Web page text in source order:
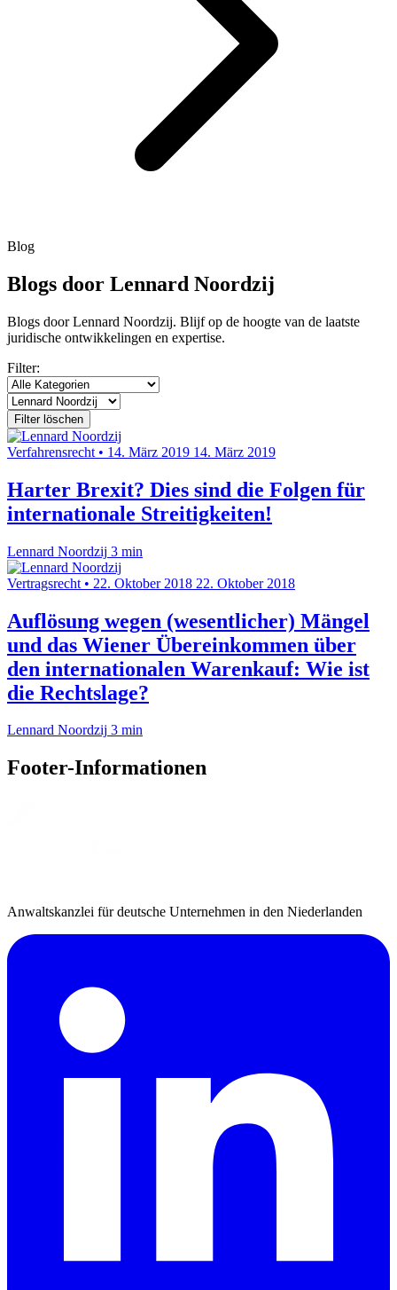
Blog
Blogs door Lennard Noordzij
Blogs door Lennard Noordzij. Blijf op de hoogte van de laatste
juridische ontwikkelingen en expertise.
Filter:
Filter löschen
Verfahrensrecht • 14. März 2019 14. März 2019
Harter Brexit? Dies sind die Folgen für
internationale Streitigkeiten!
Lennard Noordzij 3 min
Vertragsrecht • 22. Oktober 2018 22. Oktober 2018
Auflösung wegen (wesentlicher) Mängel
und das Wiener Übereinkommen über
den internationalen Warenkauf: Wie ist
die Rechtslage?
Lennard Noordzij 3 min
Footer-Informationen
Anwaltskanzlei für deutsche Unternehmen in den Niederlanden